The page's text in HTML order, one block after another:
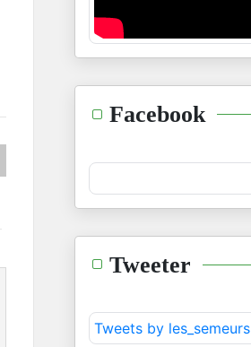
Facebook
Tweeter
Tweets by les_semeurs